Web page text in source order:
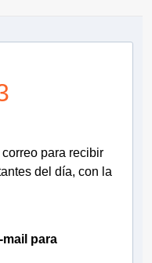
para recibir
del día, con la
para